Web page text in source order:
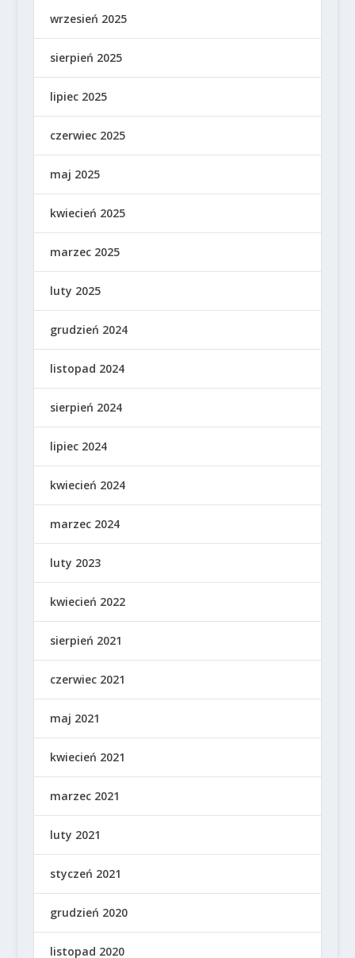
wrzesień 2025
sierpień 2025
lipiec 2025
czerwiec 2025
maj 2025
kwiecień 2025
marzec 2025
luty 2025
grudzień 2024
listopad 2024
sierpień 2024
lipiec 2024
kwiecień 2024
marzec 2024
luty 2023
kwiecień 2022
sierpień 2021
czerwiec 2021
maj 2021
kwiecień 2021
marzec 2021
luty 2021
styczeń 2021
grudzień 2020
listopad 2020